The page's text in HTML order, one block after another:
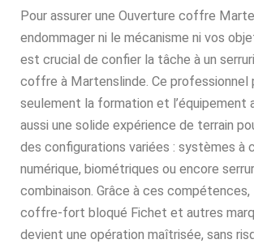
Pour assurer une Ouverture coffre
endommager ni le mécanisme ni vos
est crucial de confier la tâche à un
coffre à Martenslinde. Ce professionnel
seulement la formation et l’équipement
aussi une solide expérience de terrain
des configurations variées : systèmes à
numérique, biométriques ou encore
combinaison. Grâce à ces compétences,
coffre-fort bloqué Fichet et autres
devient une opération maîtrisée, sans